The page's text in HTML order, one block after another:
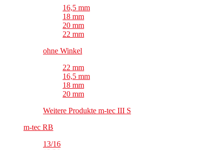
16,5 mm
18 mm
20 mm
22 mm
ohne Winkel
22 mm
16,5 mm
18 mm
20 mm
Weitere Produkte m-tec III S
m-tec RB
13/16